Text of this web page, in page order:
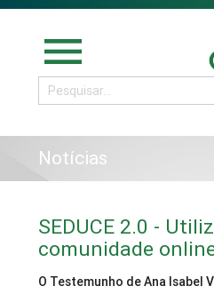
menu
Notícias
SEDUCE 2.0 -
comunidade
O Testemunho de Ana Isabel